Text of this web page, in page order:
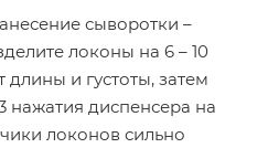
сыворотки –
локоны на 6 – 10
длины и густоты, затем
нажатия диспенсера на
локонов сильно